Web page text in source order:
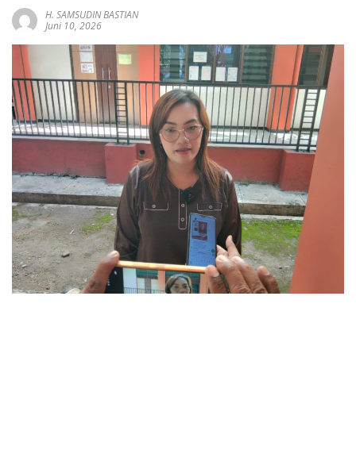
H. SAMSUDIN BASTIAN
Juni 10, 2026